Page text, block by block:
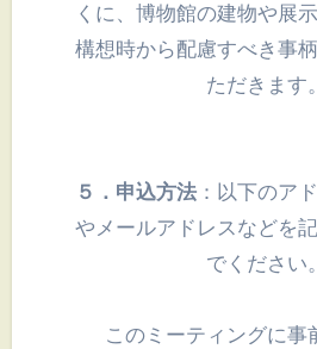
くに、博物館の建物や展
構想時から配慮すべき事
ただきます。
５．申込方法：以下のア
やメールアドレスなどを
でください。
このミーティングに事